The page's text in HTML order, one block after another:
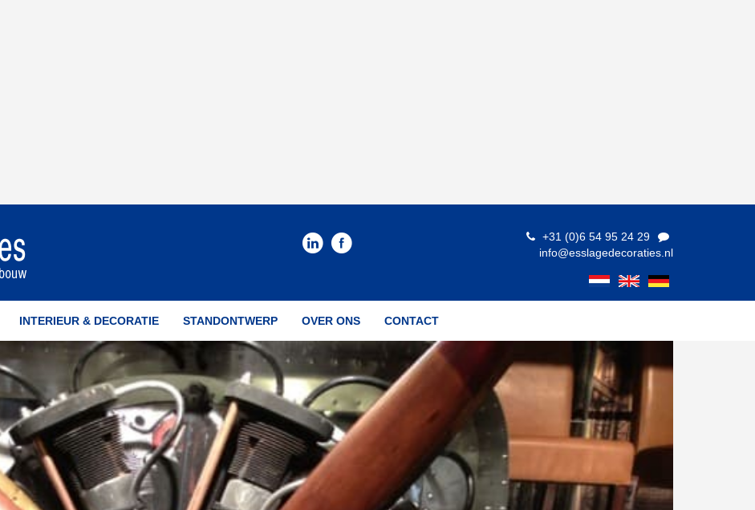
+31 (0)6 54 95 24 29
info@esslagedecoraties.nl
INTERIEUR & DECORATIE STANDONTWERP OVER ONS CONTACT